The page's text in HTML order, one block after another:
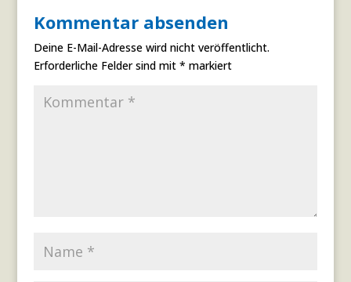
Kommentar absenden
Deine E-Mail-Adresse wird nicht veröffentlicht.
Erforderliche Felder sind mit * markiert